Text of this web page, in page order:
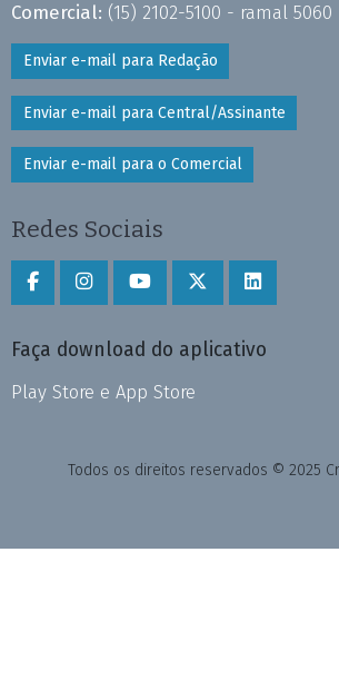
Comercial: (15) 2102-5100 - ramal 5060
Enviar e-mail para Redação
Enviar e-mail para Central/Assinante
Enviar e-mail para o Comercial
Redes Sociais
Faça download do aplicativo
Play Store e App Store
Todos os direitos reservados © 2025